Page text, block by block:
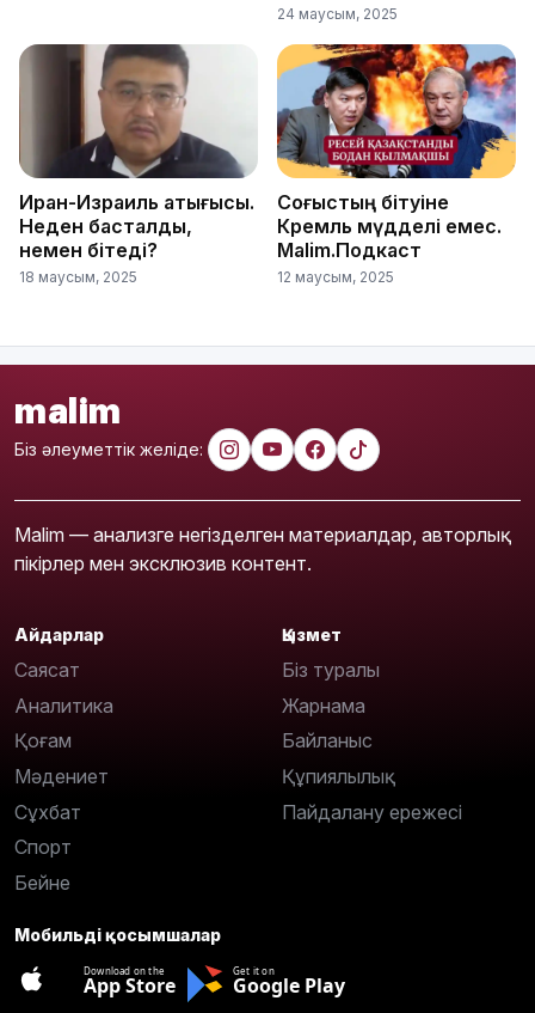
24 маусым, 2025
Иран-Израиль қақтығысы.
Неден басталды,
немен бітеді?
18 маусым, 2025
Соғыстың бітуіне
Кремль мүдделі емес.
Malim.Подкаст
12 маусым, 2025
malim
Біз әлеуметтік желіде:
Malim — анализге негізделген материалдар, авторлық
пікірлер мен эксклюзив контент.
Айдарлар
Саясат
Аналитика
Қоғам
Мәдениет
Сұхбат
Спорт
Бейне
Қызмет
Біз туралы
Жарнама
Байланыс
Құпиялылық
Пайдалану ережесі
Мобильді қосымшалар
Download on the
App Store
Get it on
Google Play